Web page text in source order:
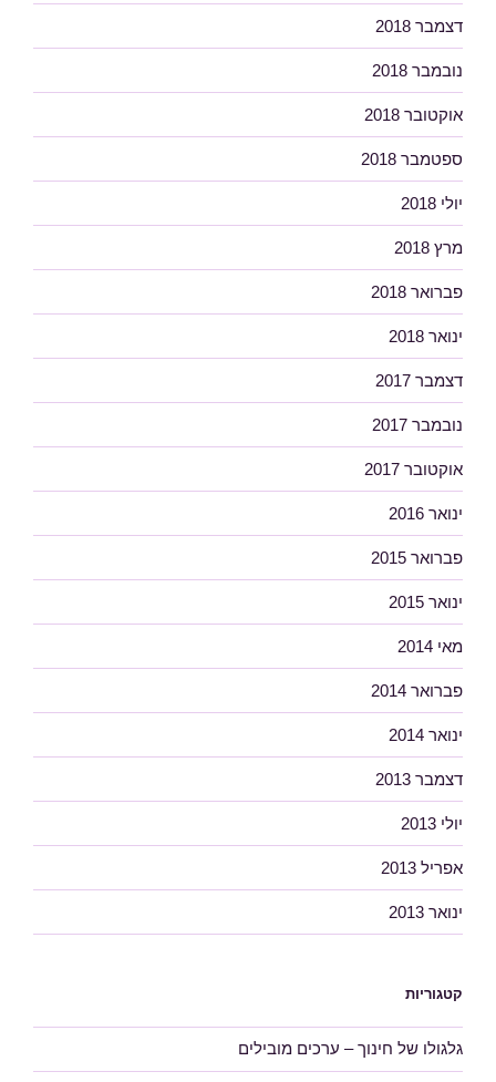
דצמבר 2018
נובמבר 2018
אוקטובר 2018
ספטמבר 2018
יולי 2018
מרץ 2018
פברואר 2018
ינואר 2018
דצמבר 2017
נובמבר 2017
אוקטובר 2017
ינואר 2016
פברואר 2015
ינואר 2015
מאי 2014
פברואר 2014
ינואר 2014
דצמבר 2013
יולי 2013
אפריל 2013
ינואר 2013
קטגוריות
גלגולו של חינוך – ערכים מובילים